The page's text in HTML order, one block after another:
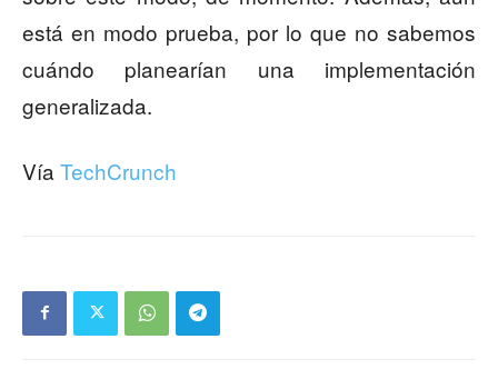
está en modo prueba, por lo que no sabemos
cuándo planearían una implementación
generalizada.
Vía TechCrunch